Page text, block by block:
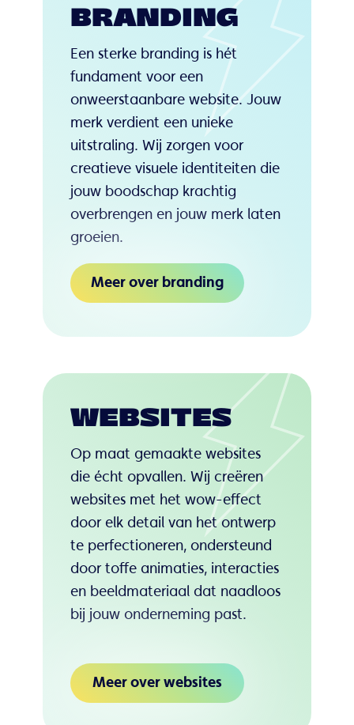
Op maat gemaakte websites
die écht opvallen. Wij creëren
websites met het wow-effect
door elk detail van het ontwerp
te perfectioneren, ondersteund
door toffe animaties, interacties
en beeldmateriaal dat naadloos
bij jouw onderneming past.
WEBSITES
Meer over websites
Een sterke branding is hét
fundament voor een
onweerstaanbare website. Jouw
merk verdient een unieke
uitstraling. Wij zorgen voor
creatieve visuele identiteiten die
jouw boodschap krachtig
overbrengen en jouw merk laten
groeien.
BRANDING
Meer over branding